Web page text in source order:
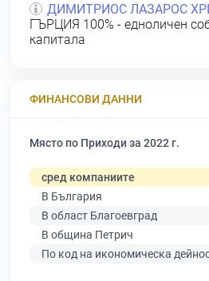
ДИМИТРИОС ЛАЗАРОС
ГЪРЦИЯ 100% - едноличен
капитала
ФИНАНСОВИ ДАННИ
Място по Приходи за 2022 г.
сред компаниите
В България
В област Благоевград
В община Петрич
По код на икономическа